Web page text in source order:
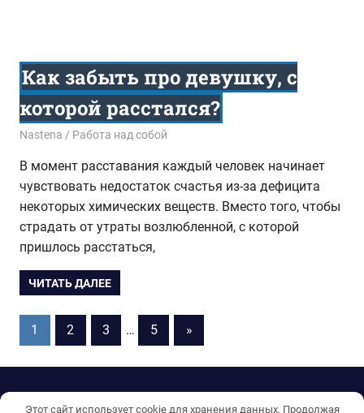
Как забыть про девушку, с
которой расстался?
27.07.2017
Nastena Работа над собой
В момент расставания каждый человек начинает
чувствовать недостаток счастья из-за дефицита
некоторых химических веществ. Вместо того, чтобы
страдать от утраты возлюбленной, с которой
пришлось расстаться,
ЧИТАТЬ ДАЛЕЕ
Пагинация
записей
1 2 3 … 5
Следующие
записи
»
Этот сайт использует cookie для хранения данных. Продолжая